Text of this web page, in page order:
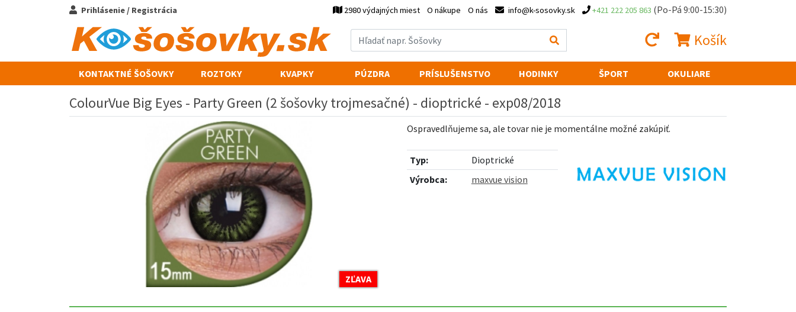
Prihlásenie / Registrácia 2980 výdajných miest O nákupe O nás info@k-sosovky.sk +421 222 205 863 (Po-Pá 9:00-15:30)
Košík
KONTAKTNÉ ŠOŠOVKY ROZTOKY KVAPKY PÚZDRA PRÍSLUŠENSTVO HODINKY ŠPORT OKULIARE
ColourVue Big Eyes - Party Green (2 šošovky trojmesačné) - dioptrické - exp08/2018
ZĽAVA
Ospravedlňujeme sa, ale tovar nie je momentálne možné zakúpiť.
Typ:
Dioptrické
Výrobca:
maxvue vision